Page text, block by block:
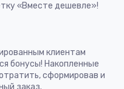
«Вместе дешевле»!
клиентам
бонусы! Накопленные
сформировав и
заказ.